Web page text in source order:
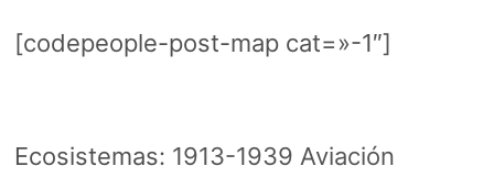
[codepeople-post-map cat=»-1″]
Ecosistemas: 1913-1939 Aviación